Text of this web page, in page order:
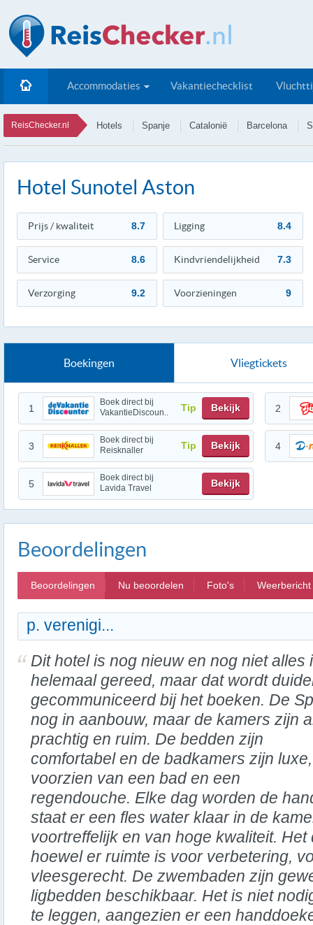
Accommodaties Vakantiechecklist
ReisChecker.nl Hotels Spanje Catalonië Barcelona
Hotel Sunotel Aston
Prijs / kwaliteit 8.7 Ligging 8.4
Service 8.6 Kindvriendelijkheid 7.3
Verzorging 9.2 Voorzieningen 9
Boekingen Vliegtickets
1
Boek direct bij
VakantieDiscoun..
Tip Bekijk 2
3
Boek direct bij
Reisknaller
Tip Bekijk 4
5
Boek direct bij
Lavida Travel
Bekijk
Beoordelingen
Beoordelingen Nu beoordelen Foto's Weerbericht
p. verenigi...
Dit hotel is nog nieuw en nog niet alles
helemaal gereed, maar dat wordt
gecommuniceerd bij het boeken. De
nog in aanbouw, maar de kamers zijn
prachtig en ruim. De bedden zijn
comfortabel en de badkamers zijn luxe,
voorzien van een bad en een
regendouche. Elke dag worden de
staat er een fles water klaar in de
voortreffelijk en van hoge kwaliteit.
hoewel er ruimte is voor verbetering,
vleesgerecht. De zwembaden zijn
ligbedden beschikbaar. Het is niet
te leggen, aangezien er een